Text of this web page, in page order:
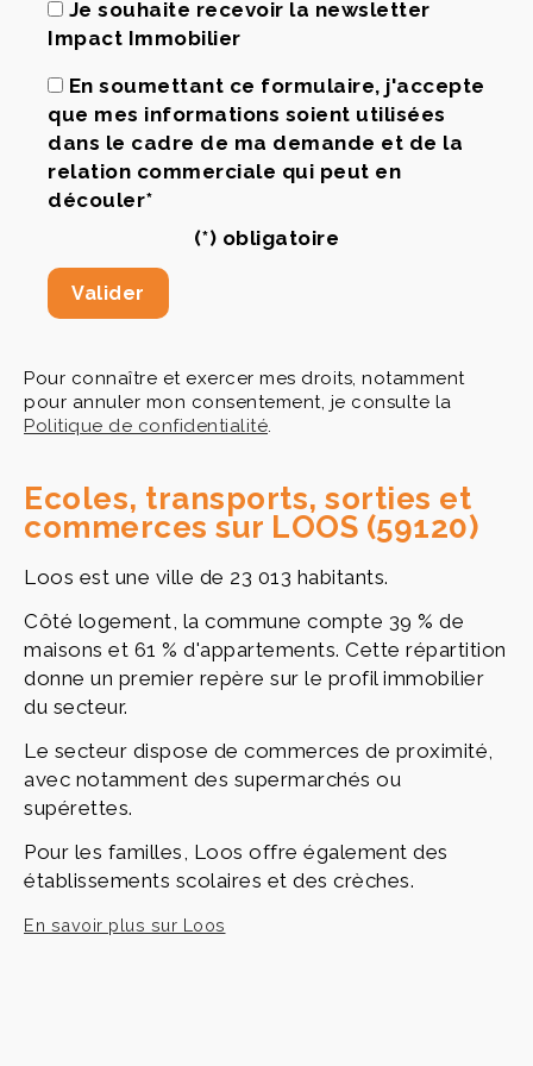
Je souhaite recevoir la newsletter
Impact Immobilier
En soumettant ce formulaire, j'accepte
que mes informations soient utilisées
dans le cadre de ma demande et de la
relation commerciale qui peut en
découler*
(*) obligatoire
Pour connaître et exercer mes droits, notamment
pour annuler mon consentement, je consulte la
Politique de confidentialité.
Ecoles, transports, sorties et
commerces sur LOOS (59120)
Loos est une ville de 23 013 habitants.
Côté logement, la commune compte 39 % de
maisons et 61 % d'appartements. Cette répartition
donne un premier repère sur le profil immobilier
du secteur.
Le secteur dispose de commerces de proximité,
avec notamment des supermarchés ou
supérettes.
Pour les familles, Loos offre également des
établissements scolaires et des crèches.
En savoir plus sur Loos